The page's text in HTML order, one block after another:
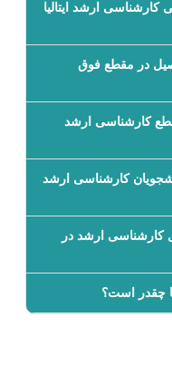
ارشد ایتالیا
در مقطع فوق
کارشناسی ارشد
کارشناسی ارشد
ارشد در
چقدر است؟